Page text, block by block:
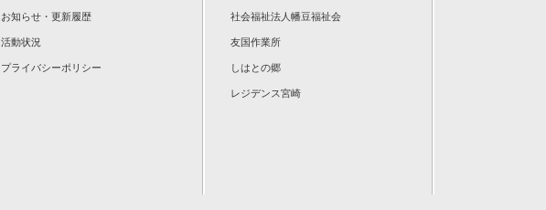
お知らせ・更新履歴
活動状況
プライバシーポリシー
社会福祉法人幡豆福祉会
友国作業所
しはとの郷
レジデンス宮崎